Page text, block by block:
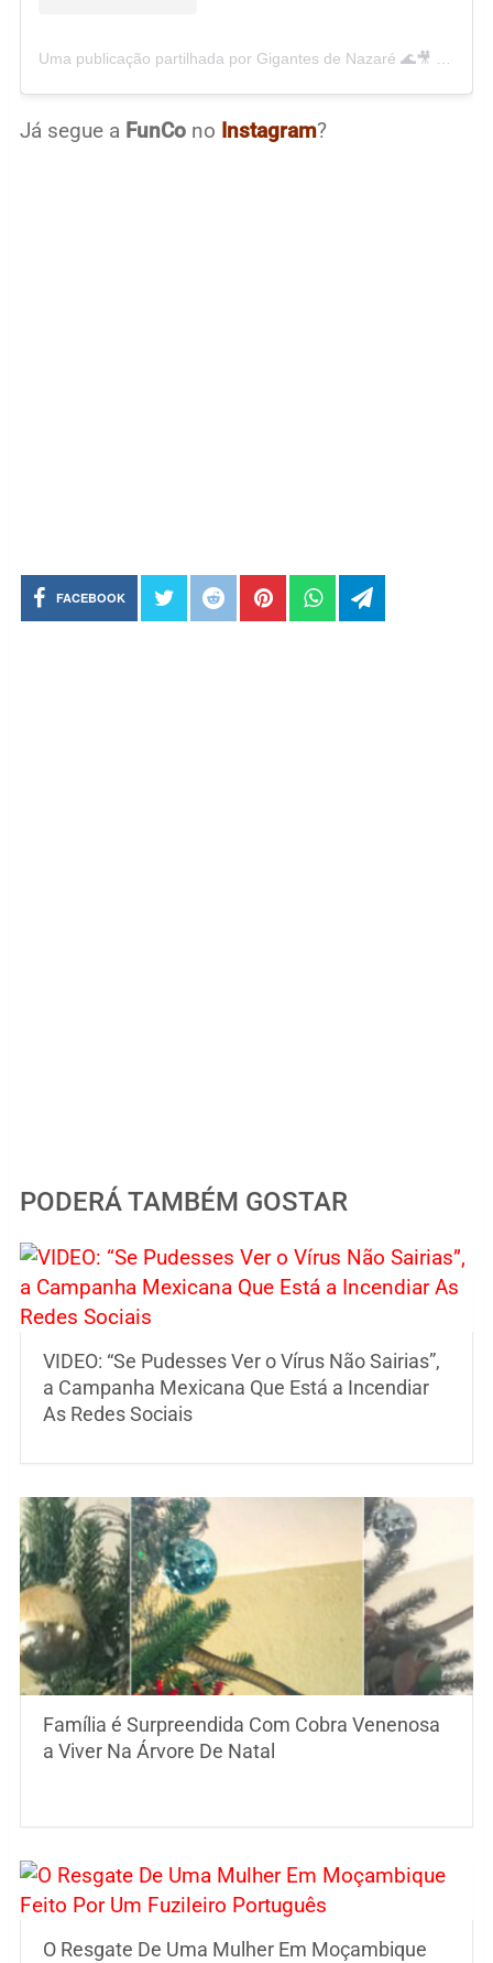
Já segue a FunCono Instagram?
FACEBOOK
PODERÁ TAMBÉM GOSTAR
VIDEO: “Se Pudesses Ver o Vírus Não Sairias”,
a Campanha Mexicana Que Está a Incendiar
As Redes Sociais
Família é Surpreendida Com Cobra Venenosa
a Viver Na Árvore De Natal
O Resgate De Uma Mulher Em Moçambique